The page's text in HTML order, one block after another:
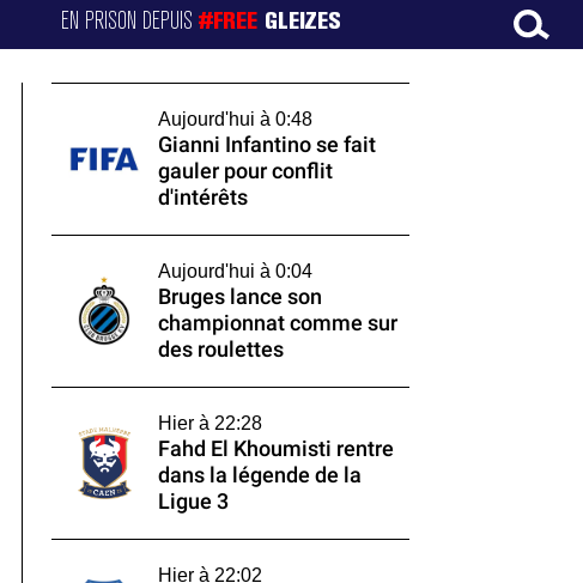
EN PRISON DEPUIS#FREE GLEIZES
Aujourd'hui à 0:48
Gianni Infantino se fait
gauler pour conflit
d'intérêts
Aujourd'hui à 0:04
Bruges lance son
championnat comme sur
des roulettes
Hier à 22:28
Fahd El Khoumisti rentre
dans la légende de la
Ligue 3
Hier à 22:02